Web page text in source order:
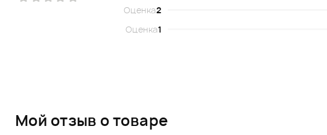
Оценка2
Оценка1
Мой отзыв о товаре